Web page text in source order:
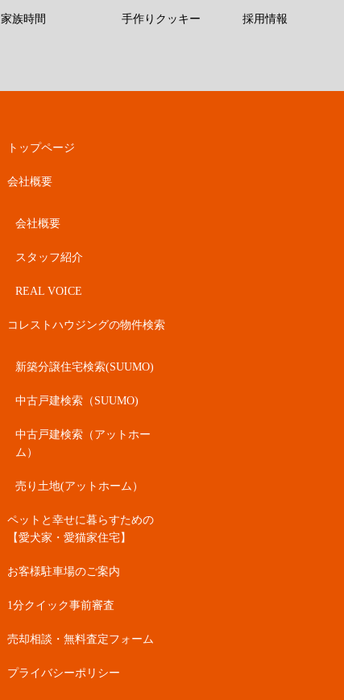
家族時間 手作りクッキー 採用情報
トップページ
会社概要
会社概要
スタッフ紹介
REAL VOICE
コレストハウジングの物件検索
新築分譲住宅検索(SUUMO)
中古戸建検索（SUUMO)
中古戸建検索（アットホー
ム）
売り土地(アットホーム）
ペットと幸せに暮らすための
【愛犬家・愛猫家住宅】
お客様駐車場のご案内
1分クイック事前審査
売却相談・無料査定フォーム
プライバシーポリシー